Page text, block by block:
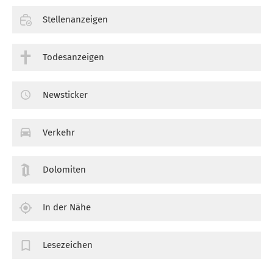
Stellenanzeigen
Todesanzeigen
Newsticker
Verkehr
Dolomiten
In der Nähe
Lesezeichen